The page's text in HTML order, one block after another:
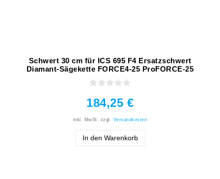
Schwert 30 cm für ICS 695 F4 Ersatzschwert
Diamant-Sägekette FORCE4-25 ProFORCE-25
184,25 €
inkl. MwSt. zzgl. Versandkosten
In den Warenkorb